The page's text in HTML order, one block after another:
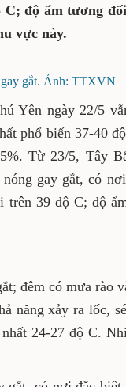
biến 36-39 độ
biến 40-60%.
gay gắt. Ảnh:
Phú Yên ngày
nhiệt độ cao
thấp nhất
đến Phú
với nhiệt độ
tương đối thấp
gay gắt; đêm
trong mưa
Đông Nam cấp